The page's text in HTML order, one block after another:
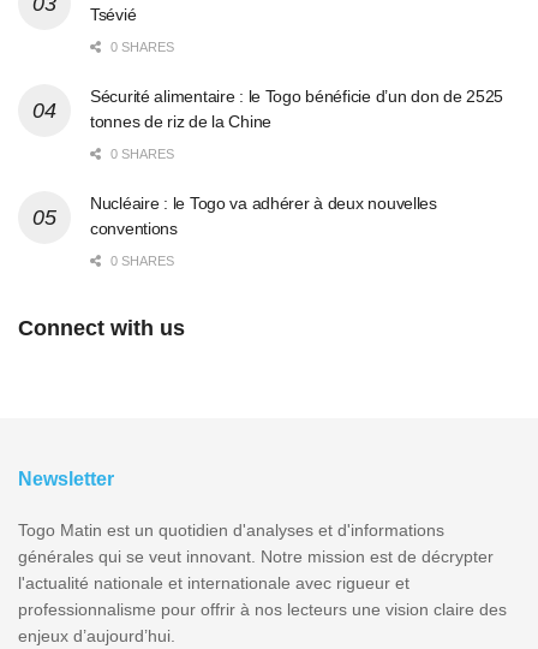
Tsévié
0 SHARES
Sécurité alimentaire : le Togo bénéficie d’un don de 2525
tonnes de riz de la Chine
0 SHARES
Nucléaire : le Togo va adhérer à deux nouvelles
conventions
0 SHARES
Connect with us
Newsletter
Togo Matin est un quotidien d'analyses et d'informations
générales qui se veut innovant. Notre mission est de décrypter
l'actualité nationale et internationale avec rigueur et
professionnalisme pour offrir à nos lecteurs une vision claire des
enjeux d’aujourd’hui.